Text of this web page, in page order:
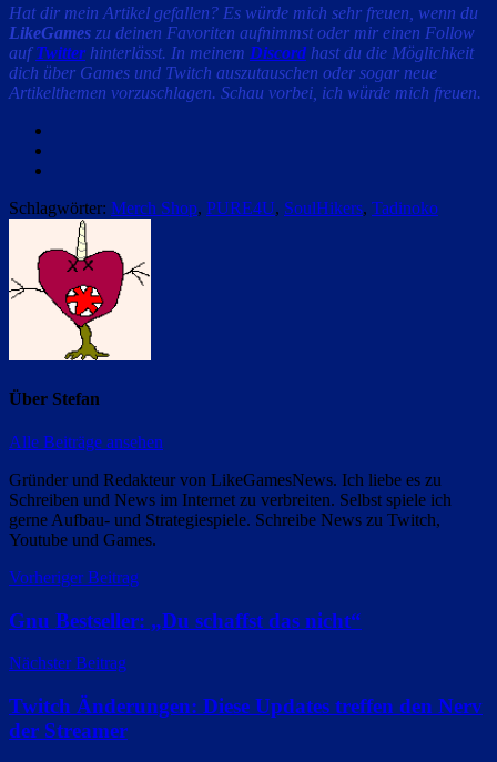
Hat dir mein Artikel gefallen? Es würde mich sehr freuen, wenn du
LikeGames zu deinen Favoriten aufnimmst oder mir einen Follow
aufTwitter hinterlässt. In meinem Discord hast du die Möglichkeit
dich über Games und Twitch auszutauschen oder sogar neue
Artikelthemen vorzuschlagen. Schau vorbei, ich würde mich freuen.
Schlagwörter: Merch Shop, PURE4U, SoulHikers, Tadinoko
Über Stefan
Alle Beiträge ansehen
Gründer und Redakteur von LikeGamesNews. Ich liebe es zu
Schreiben und News im Internet zu verbreiten. Selbst spiele ich
gerne Aufbau- und Strategiespiele. Schreibe News zu Twitch,
Youtube und Games.
Beitragsnavigation
Vorheriger Beitrag
Gnu Bestseller: „Du schaffst das nicht“
Nächster Beitrag
Twitch Änderungen: Diese Updates treffen den Nerv
der Streamer